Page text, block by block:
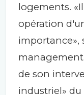
logements.
opération
importance»,
de son
industriel»